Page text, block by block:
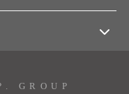
GROUP